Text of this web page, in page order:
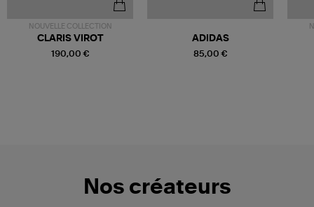
NOUVELLE COLLECTION
190,00 €
CLARIS VIROT
85,00 €
ADIDAS
Nos créateurs